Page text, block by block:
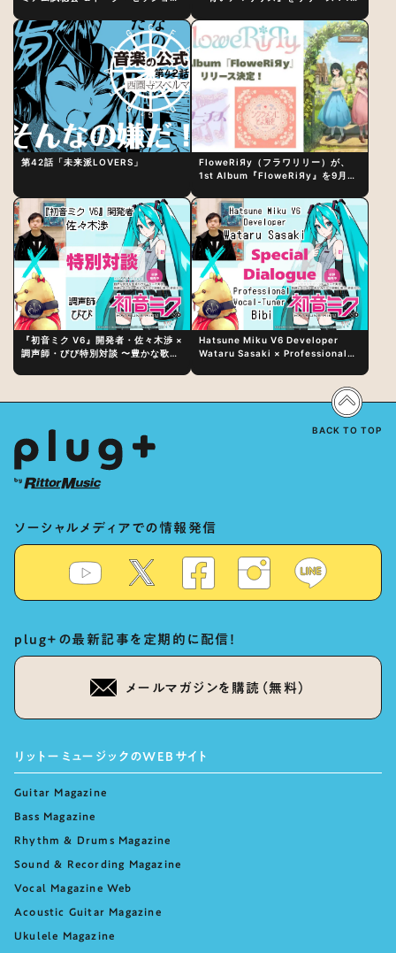
制作秘話
第42話「未来派LOVERS」
FloweRiЯy（フラワリリー）が、
1st Album『FloweRiЯy』を9月23
『初音ミク V6』開発者・佐々木渉 ×
調声師・びび特別対談 〜豊かな歌声
Hatsune Miku V6 Developer
Wataru Sasaki × Professional
Vocal Expression Lies in “Love
for the singing characters” and
ソーシャルメディアでの情報発信
plug+の最新記事を定期的に配信！
メールマガジンを購読（無料）
リットーミュージックのWEBサイト
Guitar Magazine
Bass Magazine
Rhythm & Drums Magazine
Sound & Recording Magazine
Vocal Magazine Web
Acoustic Guitar Magazine
Ukulele Magazine
BACK TO TOP